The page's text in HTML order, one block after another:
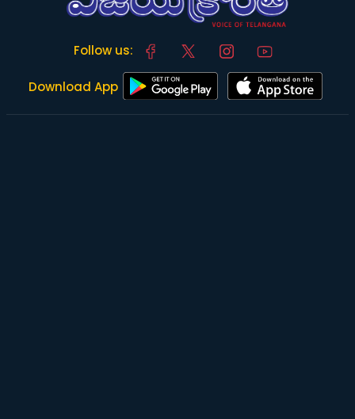
Follow us:
Download App